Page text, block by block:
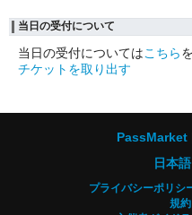
当日の受付について
当日の受付についてはこちら
チケットを取り出す
PassMarket
日本語
プライバシーポリシ
規約